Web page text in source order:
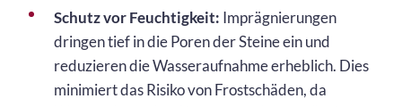
Schutz vor Feuchtigkeit: Imprägnierungen
dringen tief in die Poren der Steine ein und
reduzieren die Wasseraufnahme erheblich. Dies
minimiert das Risiko von Frostschäden, da